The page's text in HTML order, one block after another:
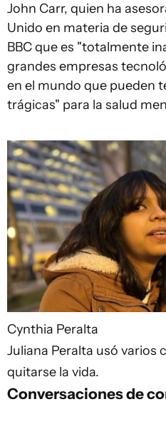
John Carr, quien ha
Unido en materia de
BBC que es "totalmente
grandes empresas
en el mundo que pueden
trágicas" para la salud
Cynthia Peralta
Juliana Peralta usó varios
quitarse la vida.
Conversaciones de